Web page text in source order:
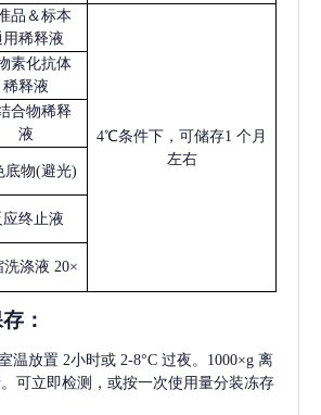
品＆标本
用稀释液
4℃条件下，可储存1 个月
左右
素化抗体
稀释液
合物稀释
液
底物(避光)
应终止液
洗涤液 20×
：
温放置 2小时或 2-8°C 过夜。1000×g 离
可立即检测，或按一次使用量分装冻存